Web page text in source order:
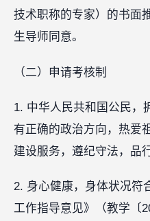
技术职称的专家）的书面
生导师同意。
（二）申请考核制
1. 中华人民共和国公民，
有正确的政治方向，热爱
建设服务，遵纪守法，品
2. 身心健康，身体状况符
工作指导意见》（教学〔